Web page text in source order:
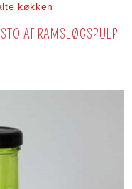
køkken
AF RAMSLØGSPULP